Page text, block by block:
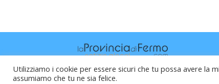
Raffaele Vitali - via Leopardi 10 -
Utilizziamo i cookie per essere sicuri che tu possa avere la
assumiamo che tu ne sia felice.